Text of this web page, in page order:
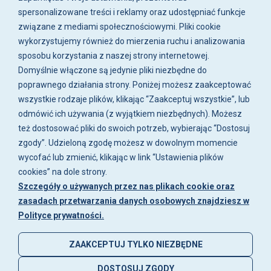
pn-pt w godz. 8:00 - 16:00.
O firmie
Zakupy
Moje konto
Artykuły i galeria
spersonalizowane treści i reklamy oraz udostępniać funkcje
związane z mediami społecznościowymi. Pliki cookie
wykorzystujemy również do mierzenia ruchu i analizowania
sposobu korzystania z naszej strony internetowej.
Domyślnie włączone są jedynie pliki niezbędne do
poprawnego działania strony. Poniżej możesz zaakceptować
wszystkie rodzaje plików, klikając “Zaakceptuj wszystkie”, lub
odmówić ich używania (z wyjątkiem niezbędnych). Możesz
też dostosować pliki do swoich potrzeb, wybierając “Dostosuj
zgody”. Udzieloną zgodę możesz w dowolnym momencie
wycofać lub zmienić, klikając w link “Ustawienia plików
cookies” na dole strony.
Szczegóły o używanych przez nas plikach cookie oraz
zasadach przetwarzania danych osobowych znajdziesz w
Polityce prywatności.
ZAAKCEPTUJ TYLKO NIEZBĘDNE
DOSTOSUJ ZGODY